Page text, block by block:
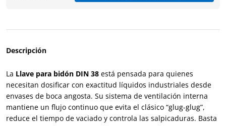
Descripción
La Llave para bidón DIN 38 está pensada para quienes
necesitan dosificar con exactitud líquidos industriales desde
envases de boca angosta. Su sistema de ventilación interna
mantiene un flujo continuo que evita el clásico “glug-glug”,
reduce el tiempo de vaciado y controla las salpicaduras. Basta